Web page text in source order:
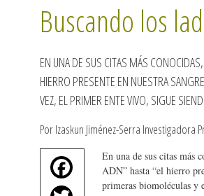
Buscando los
EN UNA DE SUS CITAS MÁS
HIERRO PRESENTE EN NUESTRA
VEZ, EL PRIMER ENTE VIVO, SIGUE
Por Izaskun Jiménez-Serra Investigadora
En una de sus citas más
ADN” hasta “el hierro
primeras biomoléculas y